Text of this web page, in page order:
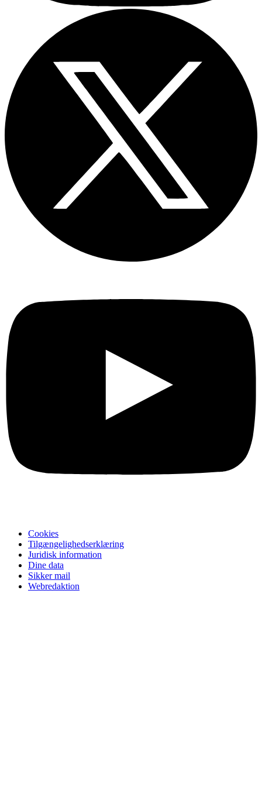
Cookies
Tilgængelighedserklæring
Juridisk information
Dine data
Sikker mail
Webredaktion